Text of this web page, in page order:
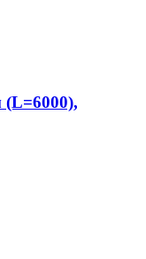
(L=6000),